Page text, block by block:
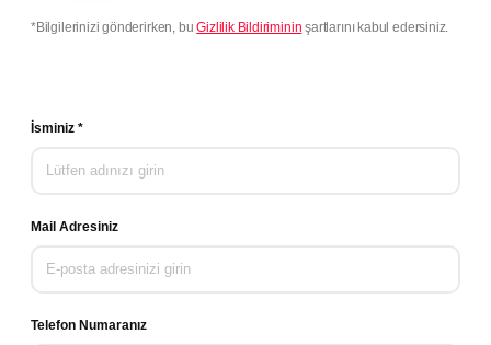
*Bilgilerinizi gönderirken, buGizlilik Bildiriminin şartlarını kabul edersiniz.
İsminiz *
Mail Adresiniz
Telefon Numaranız